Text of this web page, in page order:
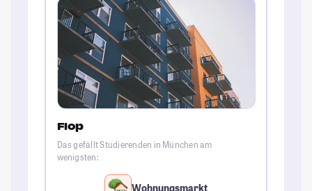
Flop
Das gefällt Studierenden in München am
wenigsten:
Wohnungsmarkt